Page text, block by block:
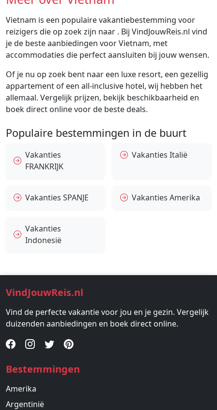
Vietnam is een populaire vakantiebestemming voor
reizigers die op zoek zijn naar . Bij VindJouwReis.nl vind
je de beste aanbiedingen voor Vietnam, met
accommodaties die perfect aansluiten bij jouw wensen.
Of je nu op zoek bent naar een luxe resort, een gezellig
appartement of een all-inclusive hotel, wij hebben het
allemaal. Vergelijk prijzen, bekijk beschikbaarheid en
boek direct online voor de beste deals.
Populaire bestemmingen in de buurt
Vakanties
FRANKRIJK
Vakanties Italië
Vakanties SPANJE Vakanties Amerika
Vakanties
Indonesië
VindJouwReis.nl
Vind de perfecte vakantie voor jou en je gezin. Vergelijk
duizenden aanbiedingen en boek direct online.
Bestemmingen
Amerika
Argentinië